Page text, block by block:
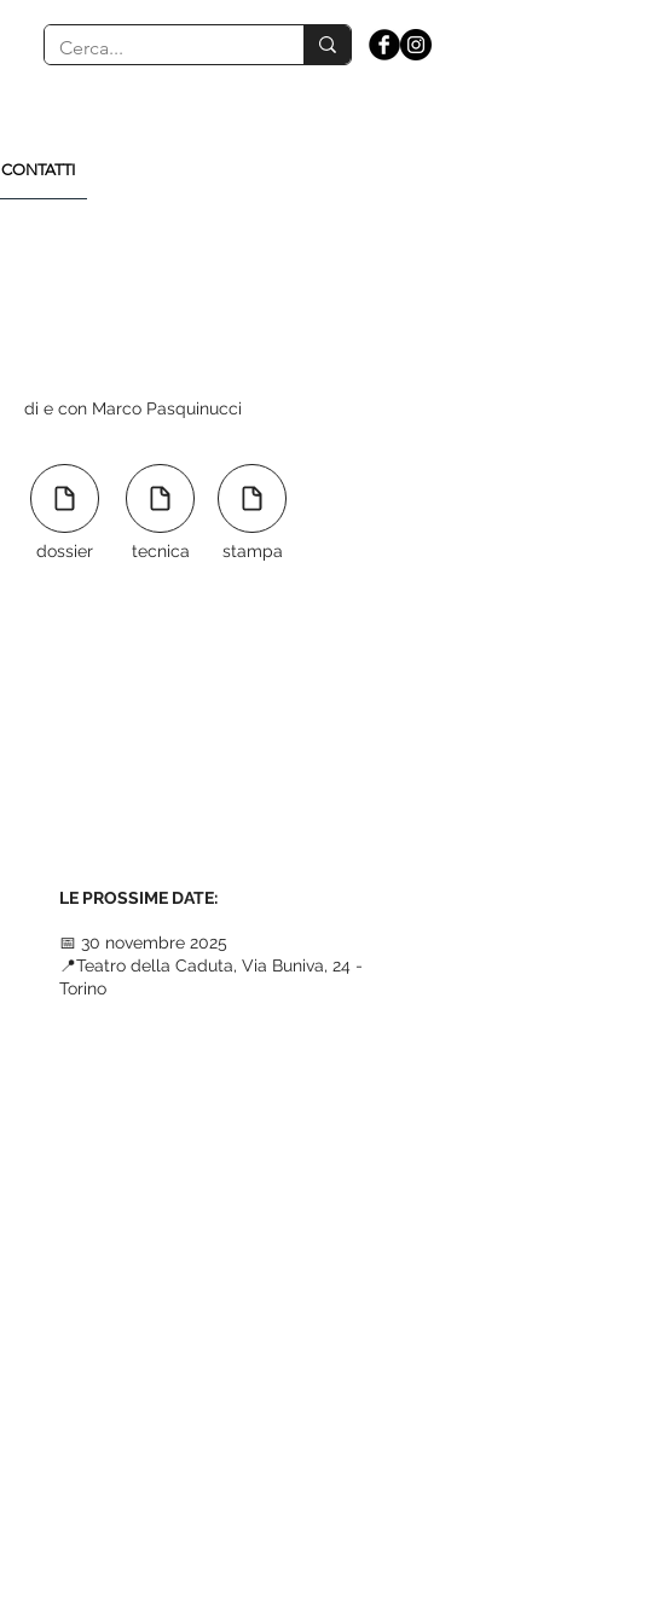
CONTATTI
di e con Marco Pasquinucci
dossier tecnica stampa
LE PROSSIME DATE:
📅 30 novembre 2025
📍Teatro della Caduta, Via Buniva, 24 -
Torino